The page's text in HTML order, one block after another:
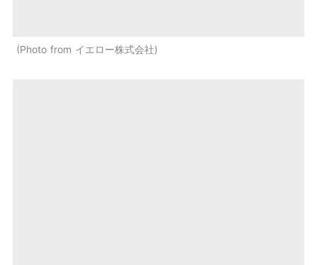
Photo from イエロー株式会社